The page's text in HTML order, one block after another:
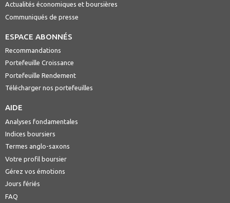
Actualités économiques et boursières
Communiqués de presse
ESPACE ABONNÉS
Recommandations
Portefeuille Croissance
Portefeuille Rendement
Télécharger nos portefeuilles
AIDE
Analyses fondamentales
Indices boursiers
Termes anglo-saxons
Votre profil boursier
Gérez vos émotions
Jours fériés
FAQ